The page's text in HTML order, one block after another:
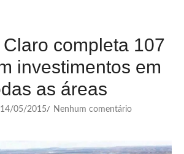
completa 107
investimentos em
as áreas
14/05/2015/ Nenhum comentário